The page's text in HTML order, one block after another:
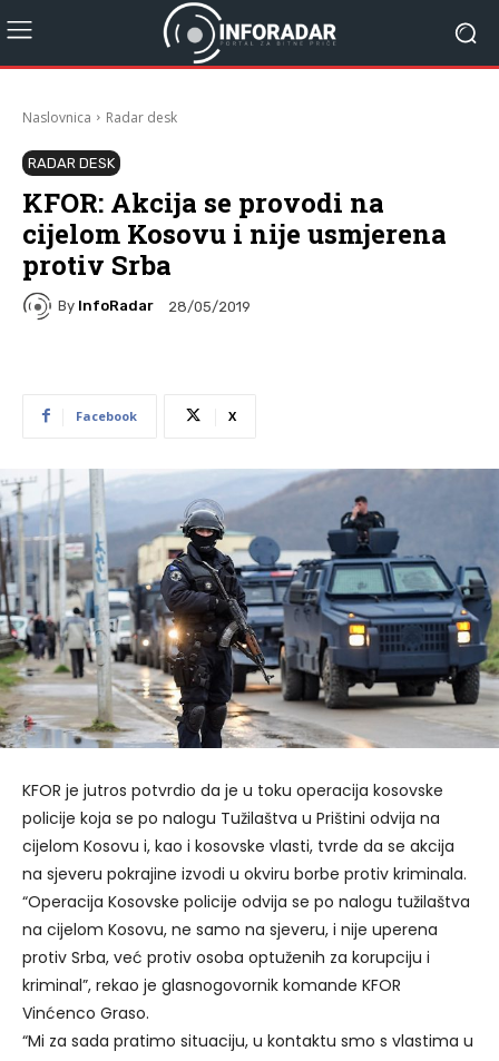
Naslovnica Radar desk
RADAR DESK
KFOR: Akcija se provodi na
cijelom Kosovu i nije usmjerena
protiv Srba
By InfoRadar 28/05/2019
Facebook X
KFOR je jutros potvrdio da je u toku operacija kosovske
policije koja se po nalogu Tužilaštva u Prištini odvija na
cijelom Kosovu i, kao i kosovske vlasti, tvrde da se akcija
na sjeveru pokrajine izvodi u okviru borbe protiv kriminala.
“Operacija Kosovske policije odvija se po nalogu tužilaštva
na cijelom Kosovu, ne samo na sjeveru, i nije uperena
protiv Srba, već protiv osoba optuženih za korupciju i
kriminal”, rekao je glasnogovornik komande KFOR
Vinćenco Graso.
“Mi za sada pratimo situaciju, u kontaktu smo s vlastima u